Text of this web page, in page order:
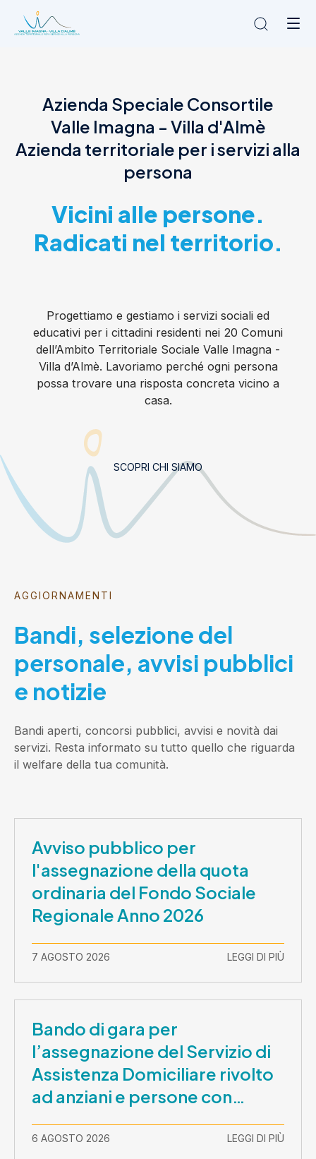
L'Ambito
Cosa facciamo
News
Amministrazione trasparente
Azienda Speciale Consortile
Valle Imagna - Villa d'Almè
Azienda territoriale per i servizi alla
persona
Vicini alle persone.
Radicati nel territorio.
Progettiamo e gestiamo i servizi sociali ed
educativi per i cittadini residenti nei 20 Comuni
dell’Ambito Territoriale Sociale Valle Imagna -
Villa d’Almè. Lavoriamo perché ogni persona
possa trovare una risposta concreta vicino a
casa.
SCOPRI CHI SIAMO
AGGIORNAMENTI
Bandi, selezione del
personale, avvisi pubblici
e notizie
Bandi aperti, concorsi pubblici, avvisi e novità dai
servizi. Resta informato su tutto quello che riguarda
il welfare della tua comunità.
Avviso pubblico per
l'assegnazione della quota
ordinaria del Fondo Sociale
Regionale Anno 2026
7 AGOSTO 2026 LEGGI DI PIÙ
Bando di gara per
l’assegnazione del Servizio di
Assistenza Domiciliare rivolto
ad anziani e persone con
2026-30 settembre 2029
6 AGOSTO 2026 LEGGI DI PIÙ